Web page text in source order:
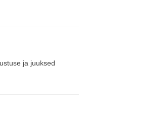
ja juuksed